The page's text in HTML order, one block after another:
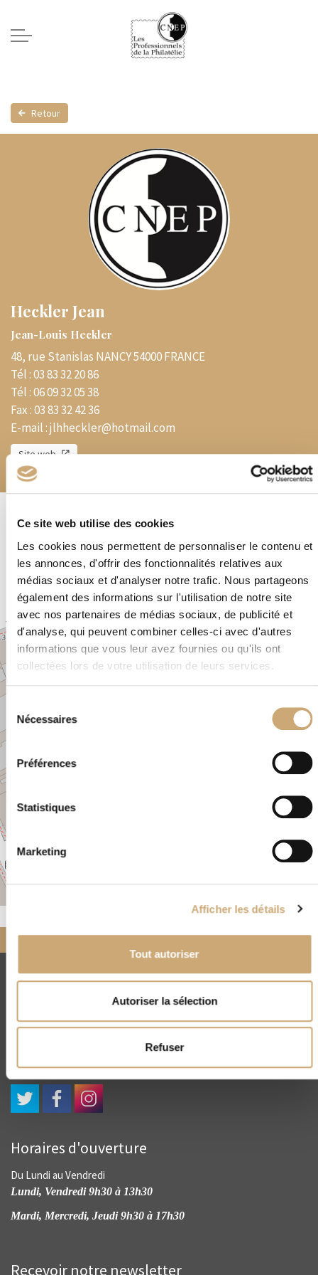
Ce site web utilise des cookies
Les cookies nous permettent de personnaliser le contenu et
les annonces, d'offrir des fonctionnalités relatives aux
médias sociaux et d'analyser notre trafic. Nous partageons
également des informations sur l'utilisation de notre site
avec nos partenaires de médias sociaux, de publicité et
d'analyse, qui peuvent combiner celles-ci avec d'autres
informations que vous leur avez fournies ou qu'ils ont
collectées lors de votre utilisation de leurs services.
Nécessaires
Préférences
Statistiques
Marketing
Afficher les détails
Tout autoriser
Autoriser la sélection
Refuser
Retour
Heckler Jean
Jean-Louis Heckler
48, rue Stanislas NANCY 54000 FRANCE
Tél :03 83 32 20 86
Tél :06 09 32 05 38
Fax :03 83 32 42 36
E-mail :jlhheckler@hotmail.com
Site web
Présentation
Magasin – Timbres – VPC – Lettres – Marques postalesMatériel
philatélique – Expert près la Cour d’Appel
48, rue Stanislas NANCY 54000 FRANCE
+
−
CNEP
4, rue Drouot - 75009 Paris
(+33) 01 45 23 00 56
Horaires d'ouverture
Du Lundi au Vendredi
Lundi, Vendredi 9h30 à 13h30
Mardi, Mercredi, Jeudi 9h30 à 17h30
Recevoir notre newsletter